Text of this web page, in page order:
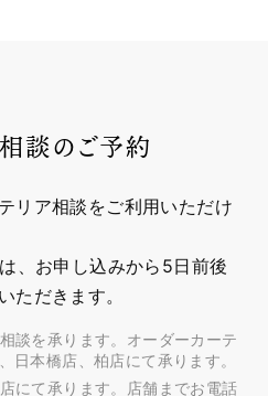
相談のご予約
リア相談をご利用いただけ
、お申し込みから5日前後
ただきます。
談を承ります。オーダーカーテ
日本橋店、柏店にて承ります。
にて承ります。店舗までお電話